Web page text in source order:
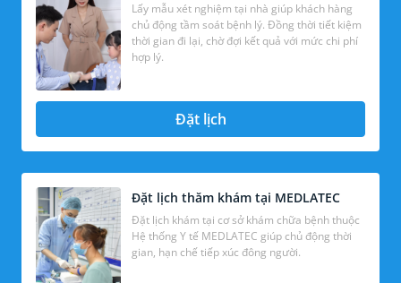
Lấy mẫu xét nghiệm tại nhà giúp khách hàng
chủ động tầm soát bệnh lý. Đồng thời tiết kiệm
thời gian đi lại, chờ đợi kết quả với mức chi phí
hợp lý.
Đặt lịch
Đặt lịch thăm khám tại MEDLATEC
Đặt lịch khám tại cơ sở khám chữa bệnh thuộc
Hệ thống Y tế MEDLATEC giúp chủ động thời
gian, hạn chế tiếp xúc đông người.